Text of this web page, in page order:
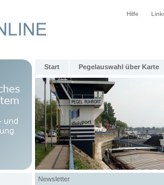
Hilfe
Start Pegelauswahl über Karte
Newsletter